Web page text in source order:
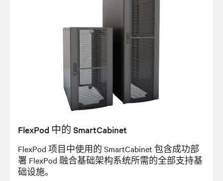
FlexPod 中的 SmartCabinet
FlexPod 项目中使用的 SmartCabinet 包含成功部
署 FlexPod 融合基础架构系统所需的全部支持基
础设施。